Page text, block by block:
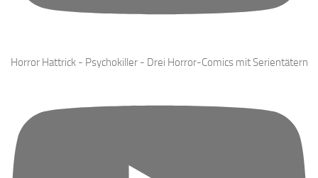
Horror Hattrick - Psychokiller - Drei Horror-Comics mit Serientätern